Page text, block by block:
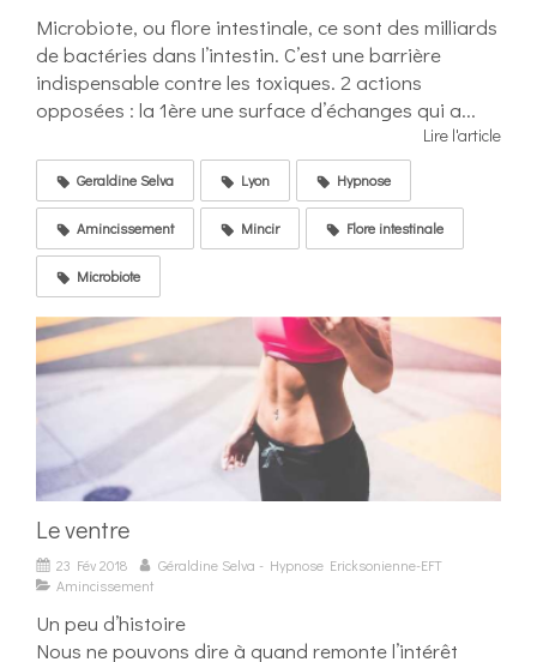
Microbiote, ou flore intestinale, ce sont des milliards
de bactéries dans l’intestin. C’est une barrière
indispensable contre les toxiques. 2 actions
opposées : la 1ère une surface d’échanges qui a...
Lire l'article
Geraldine Selva Lyon Hypnose
Amincissement Mincir Flore intestinale
Microbiote
Le ventre
23 Fév 2018
Géraldine Selva - Hypnose Ericksonienne-EFT
Amincissement
Un peu d’histoire
Nous ne pouvons dire à quand remonte l’intérêt